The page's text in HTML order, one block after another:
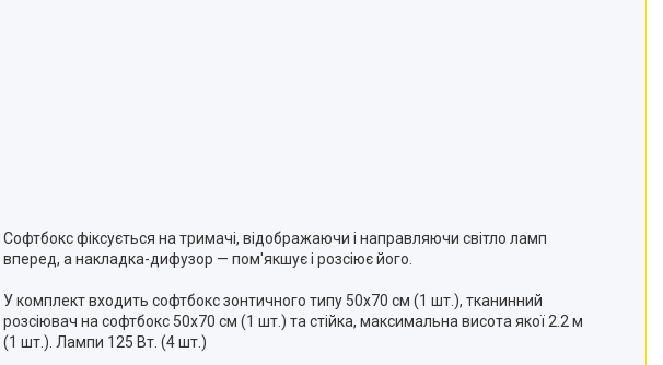
Софтбокс фіксується на тримачі, відображаючи і направляючи світло ламп
вперед, а накладка-дифузор — пом'якшує і розсіює його.
У комплект входить софтбокс зонтичного типу 50х70 см (1 шт.), тканинний
розсіювач на софтбокс 50х70 см (1 шт.) та стійка, максимальна висота якої 2.2 м
(1 шт.). Лампи 125 Вт. (4 шт.)